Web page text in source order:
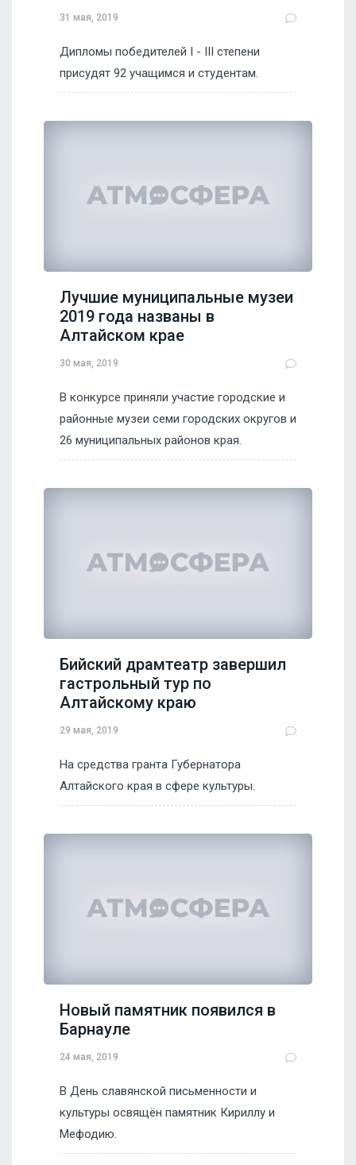
31 мая, 2019
Дипломы победителей I - III степени
присудят 92 учащимся и студентам.
Лучшие муниципальные музеи
2019 года названы в
Алтайском крае
30 мая, 2019
В конкурсе приняли участие городские и
районные музеи семи городских округов и
26 муниципальных районов края.
Бийский драмтеатр завершил
гастрольный тур по
Алтайскому краю
29 мая, 2019
На средства гранта Губернатора
Алтайского края в сфере культуры.
Новый памятник появился в
Барнауле
24 мая, 2019
В День славянской письменности и
культуры освящён памятник Кириллу и
Мефодию.